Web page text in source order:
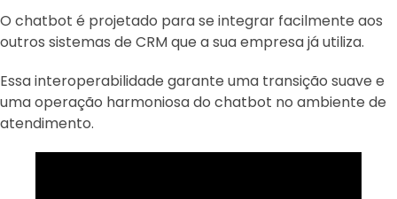
O chatbot é projetado para se integrar facilmente aos
outros sistemas de CRM que a sua empresa já utiliza.
Essa interoperabilidade garante uma transição suave e
uma operação harmoniosa do chatbot no ambiente de
atendimento.